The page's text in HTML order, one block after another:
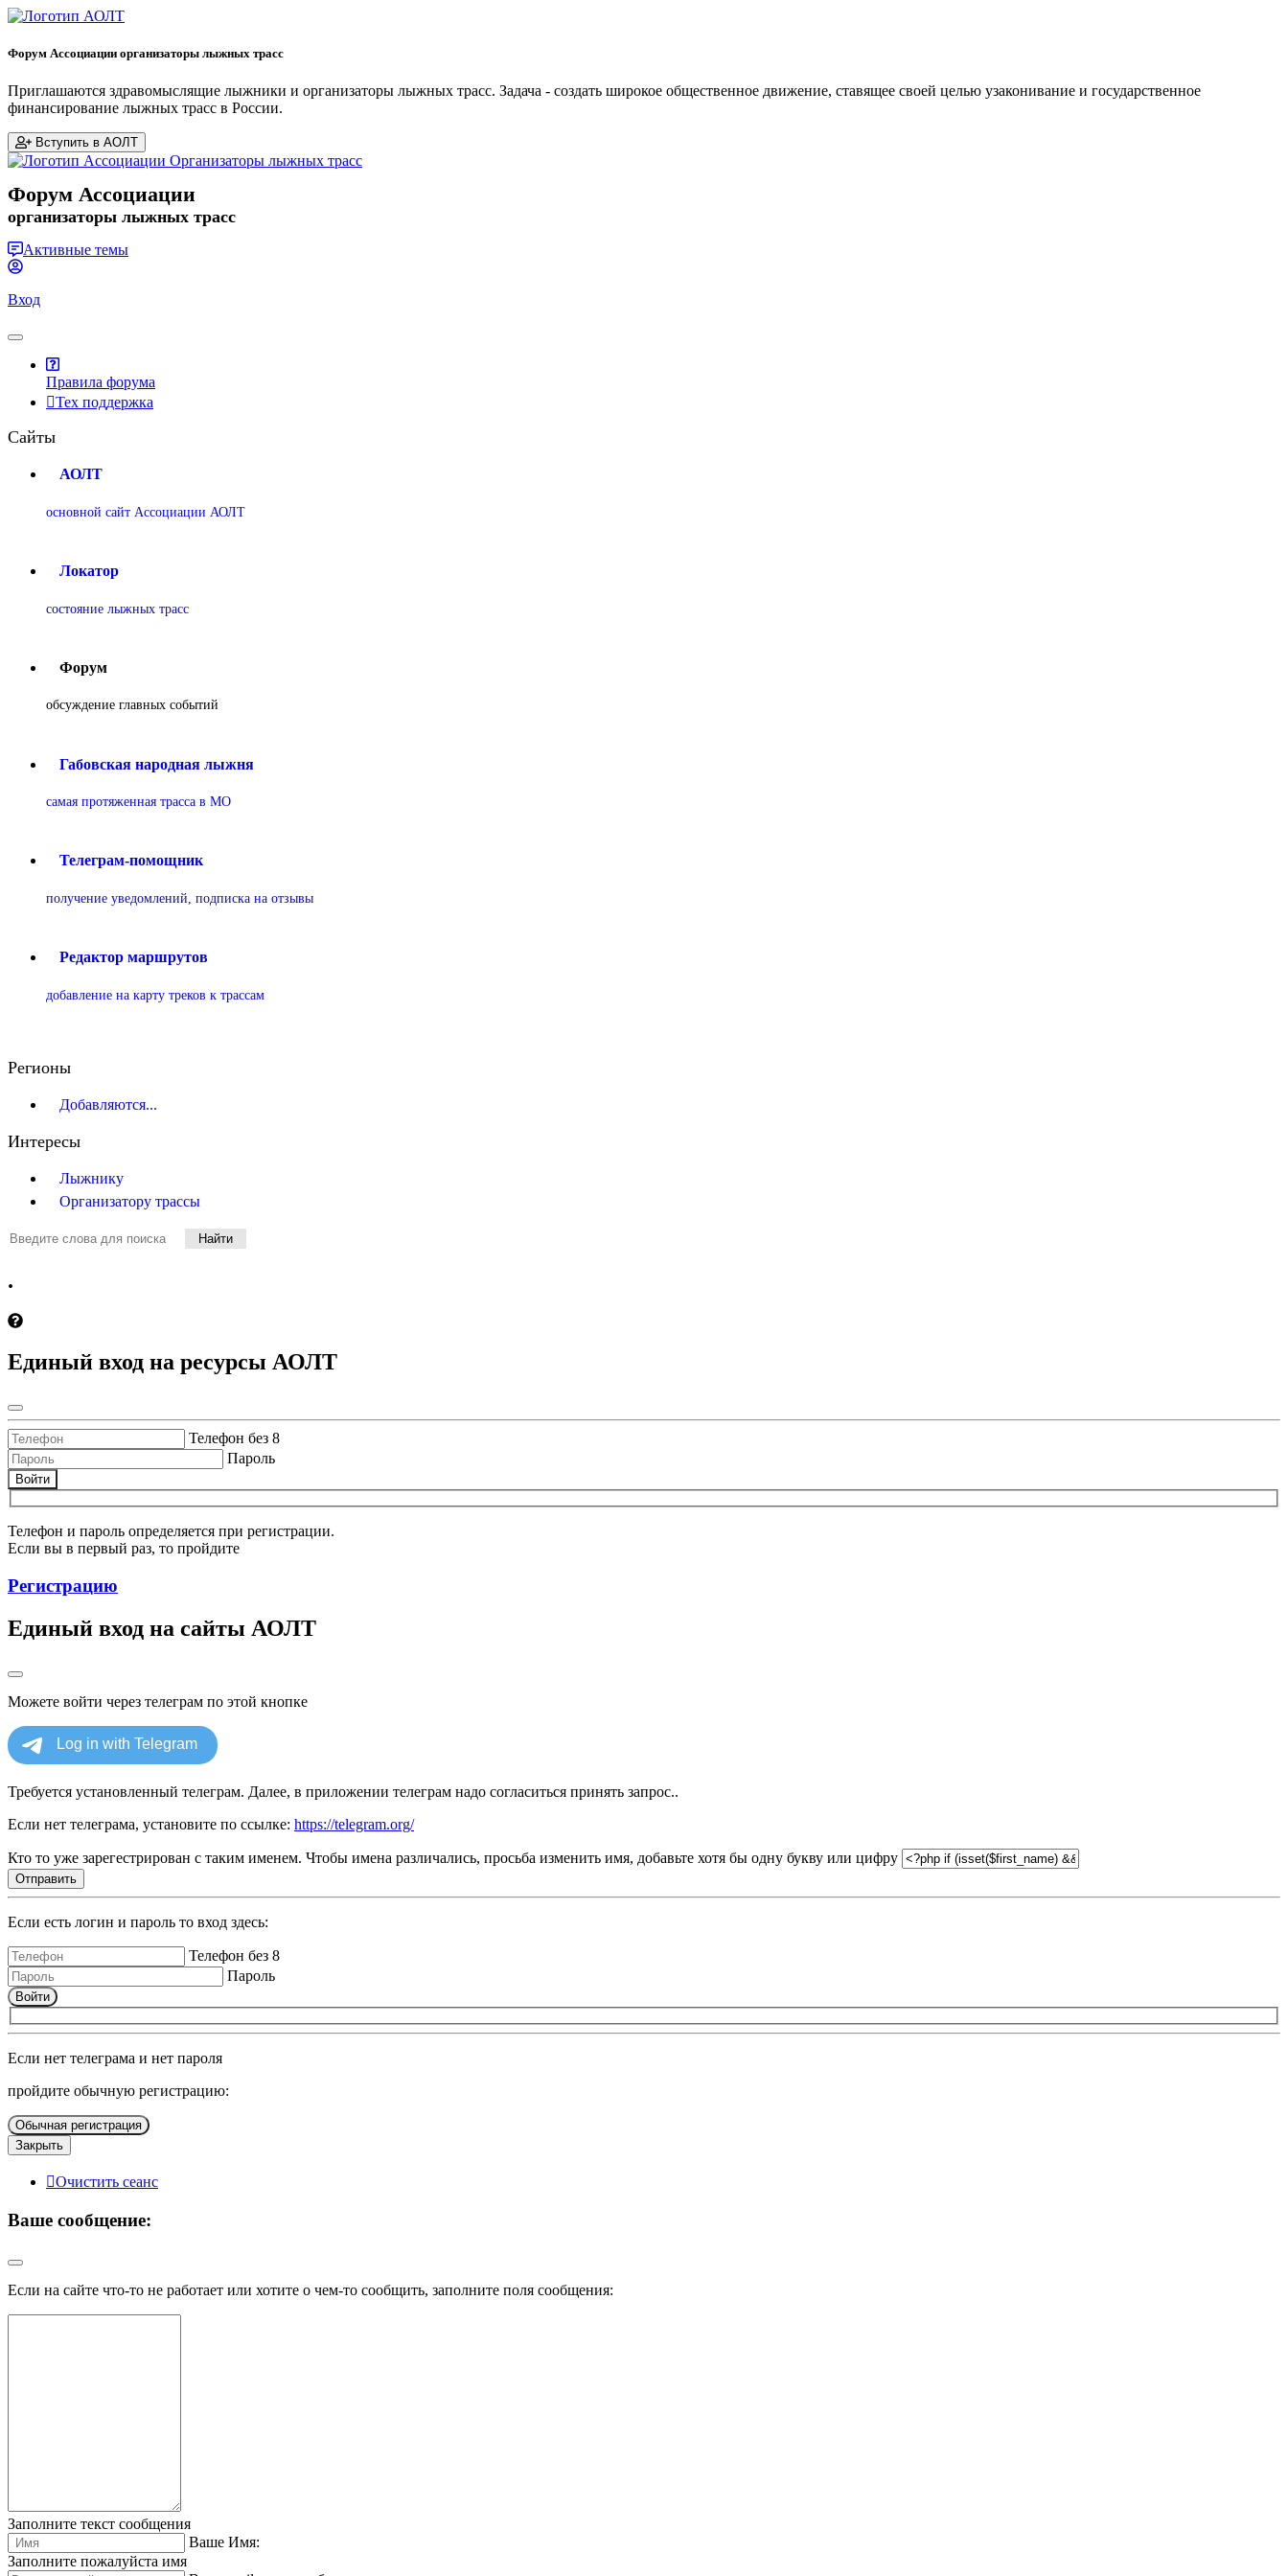
Форум Ассоциации организаторы лыжных трасс
Приглашаются здравомыслящие лыжники и организаторы лыжных трасс. Задача - создать широкое общественное движение, ставящее своей целью узаконивание и государственное
финансирование лыжных трасс в России.
Вступить в АОЛТ
Форум Ассоциации
организаторы лыжных трасс
Активные темы
Вход
Правила форума
Тех поддержка
Сайты
АОЛТ
основной сайт Ассоциации АОЛТ
Локатор
состояние лыжных трасс
Форум
обсуждение главных событий
Габовская народная лыжня
самая протяженная трасса в МО
Телеграм-помощник
получение уведомлений, подписка на отзывы
Редактор маршрутов
добавление на карту треков к трассам
Регионы
Добавляются...
Интересы
Лыжнику
Организатору трассы
Найти
.
Единый вход на ресурсы АОЛТ
Телефон без 8
Пароль
Войти
Телефон и пароль определяется при регистрации.
Если вы в первый раз, то пройдите
Регистрацию
Единый вход на сайты АОЛТ
Можете войти через телеграм по этой кнопке
Требуется установленный телеграм. Далее, в приложении телеграм надо согласиться принять запрос..
Если нет телеграма, установите по ссылке: https://telegram.org/
Кто то уже зарегестрирован с таким именем. Чтобы имена различались, просьба изменить имя, добавьте хотя бы одну букву или цифру
Отправить
Если есть логин и пароль то вход здесь:
Телефон без 8
Пароль
Войти
Если нет телеграма и нет пароля
пройдите обычную регистрацию:
Обычная регистрация
Закрыть
Очистить сеанс
Ваше сообщение:
Если на сайте что-то не работает или хотите о чем-то сообщить, заполните поля сообщения:
Заполните текст сообщения
Ваше Имя:
Заполните пожалуйста имя